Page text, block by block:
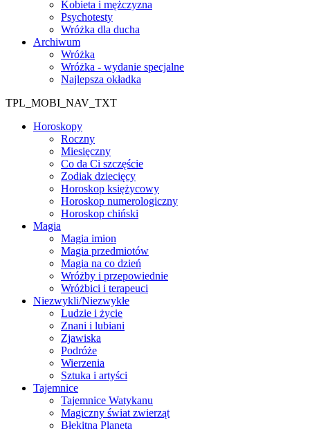
Kobieta i mężczyzna
Psychotesty
Wróżka dla ducha
Archiwum
Wróżka
Wróżka - wydanie specjalne
Najlepsza okładka
TPL_MOBI_NAV_TXT
Horoskopy
Roczny
Miesięczny
Co da Ci szczęście
Zodiak dziecięcy
Horoskop księżycowy
Horoskop numerologiczny
Horoskop chiński
Magia
Magia imion
Magia przedmiotów
Magia na co dzień
Wróżby i przepowiednie
Wróżbici i terapeuci
Niezwykli/Niezwykłe
Ludzie i życie
Znani i lubiani
Zjawiska
Podróże
Wierzenia
Sztuka i artyści
Tajemnice
Tajemnice Watykanu
Magiczny świat zwierząt
Błękitna Planeta